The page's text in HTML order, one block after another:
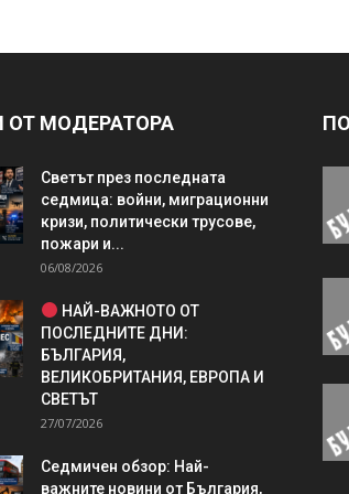
ОТ МОДЕРАТОРА
Светът през последната
седмица: войни, миграционни
кризи, политически трусове,
пожари и...
06/08/2026
НАЙ-ВАЖНОТО ОТ
ПОСЛЕДНИТЕ ДНИ:
БЪЛГАРИЯ,
ВЕЛИКОБРИТАНИЯ, ЕВРОПА И
СВЕТЪТ
27/07/2026
Седмичен обзор: Най-
важните новини от България,